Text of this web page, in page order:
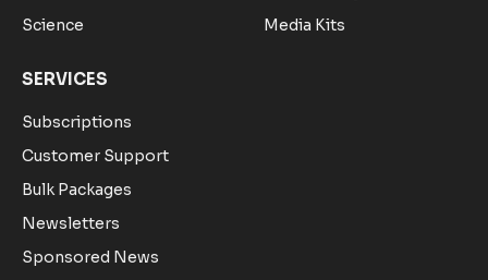
Science
Media Kits
SERVICES
Subscriptions
Customer Support
Bulk Packages
Newsletters
Sponsored News